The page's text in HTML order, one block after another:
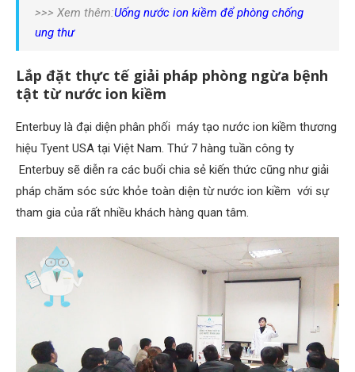
>>> Xem thêm:Uống nước ion kiềm để phòng chống
ung thư
Lắp đặt thực tế giải pháp phòng ngừa bệnh
tật từ nước ion kiềm
Enterbuy là đại diện phân phối máy tạo nước ion kiềm thương
hiệu Tyent USA tại Việt Nam. Thứ 7 hàng tuần công ty
Enterbuy sẽ diễn ra các buổi chia sẻ kiến thức cũng như giải
pháp chăm sóc sức khỏe toàn diện từ nước ion kiềm với sự
tham gia của rất nhiều khách hàng quan tâm.